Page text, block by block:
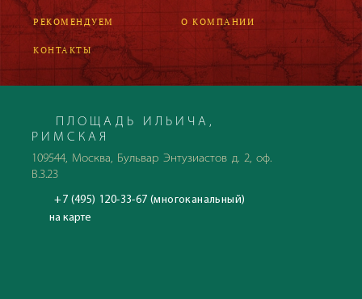
РЕКОМЕНДУЕМ О КОМПАНИИ
КОНТАКТЫ
ПЛОЩАДЬ ИЛЬИЧА,
РИМСКАЯ
109544, Москва, Бульвар Энтузиастов д. 2, оф.
В.3.23
+7 (495) 120-33-67 (многоканальный)
на карте